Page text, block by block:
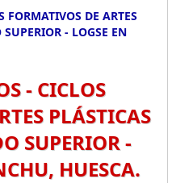
FORMATIVOS DE ARTES
- LOGSE EN
- CICLOS
PLÁSTICAS
SUPERIOR -
HUESCA.